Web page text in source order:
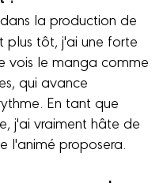
la production de
plus tôt, j'ai une forte
vois le manga comme
qui avance
En tant que
j'ai vraiment hâte de
l'animé proposera.